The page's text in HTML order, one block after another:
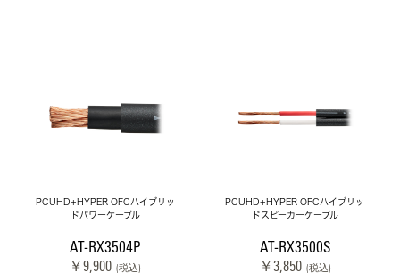
PCUHD+HYPER OFCハイブリッ
ドパワーケーブル
AT-RX3504P
￥9,900 (税込)
PCUHD+HYPER OFCハイブリッ
ドスピーカーケーブル
AT-RX3500S
￥3,850 (税込)